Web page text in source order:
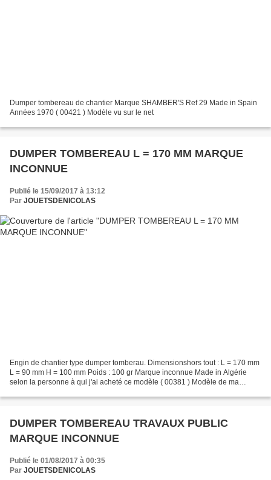
Dumper tombereau de chantier Marque SHAMBER'S Ref 29 Made in Spain
Années 1970 ( 00421 ) Modèle vu sur le net
DUMPER TOMBEREAU L = 170 MM MARQUE
INCONNUE
Publié le 15/09/2017 à 13:12
Par JOUETSDENICOLAS
Engin de chantier type dumper tomberau. Dimensionshors tout : L = 170 mm
L = 90 mm H = 100 mm Poids : 100 gr Marque inconnue Made in Algérie
selon la personne à qui j'ai acheté ce modèle ( 00381 ) Modèle de ma
DUMPER TOMBEREAU TRAVAUX PUBLIC
MARQUE INCONNUE
Publié le 01/08/2017 à 00:35
Par JOUETSDENICOLAS